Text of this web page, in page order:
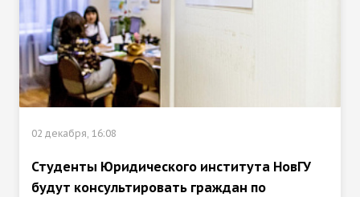
02 декабря, 16:08
Студенты Юридического института НовГУ
будут консультировать граждан по